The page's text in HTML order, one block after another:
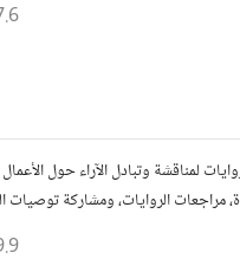
لمناقشة وتبادل الآراء حول
مراجعات الروايات، ومشاركة توصيات